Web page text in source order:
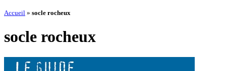
Accueil » socle rocheux
socle rocheux